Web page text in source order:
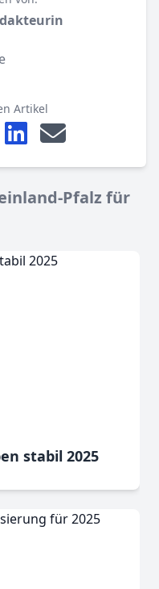
Artikel
Pfalz für
stabil 2025